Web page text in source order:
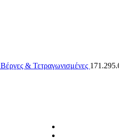
Βέργες & Τετραγωνισμένες